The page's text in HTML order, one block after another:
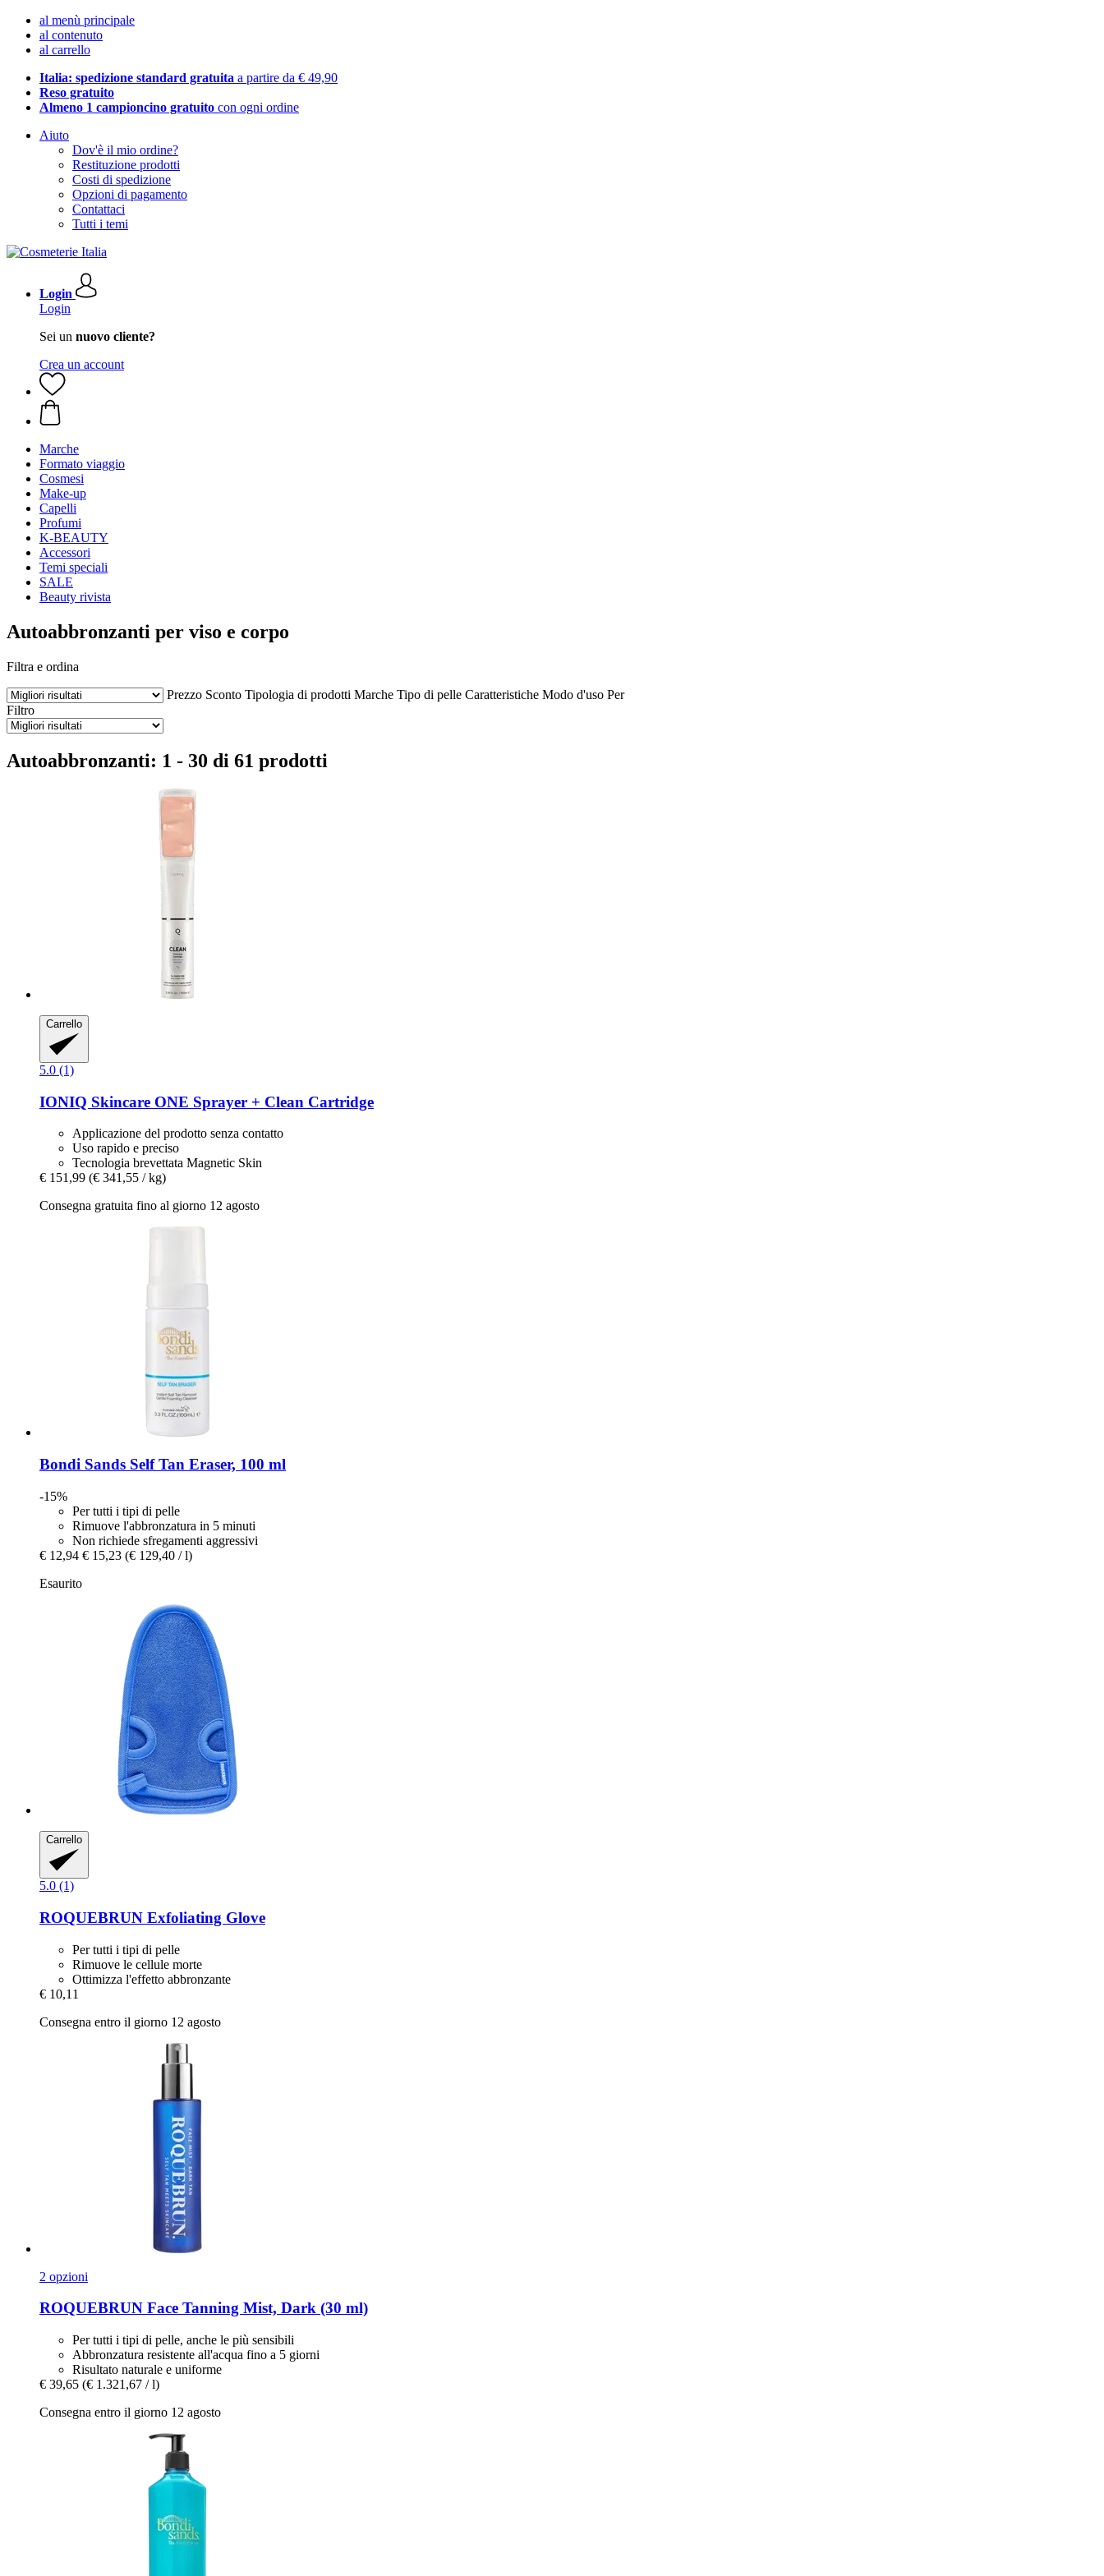
al menù principale
al contenuto
al carrello
Italia: spedizione standard gratuita a partire da € 49,90
Reso gratuito
Almeno 1 campioncino gratuito con ogni ordine
Aiuto
Dov'è il mio ordine?
Restituzione prodotti
Costi di spedizione
Opzioni di pagamento
Contattaci
Tutti i temi
Login
Login
Sei un nuovo cliente?
Crea un account
Marche
Formato viaggio
Cosmesi
Make-up
Capelli
Profumi
K-BEAUTY
Accessori
Temi speciali
SALE
Beauty rivista
Autoabbronzanti per viso e corpo
Filtra e ordina
Prezzo Sconto Tipologia di prodotti Marche Tipo di pelle Caratteristiche Modo d'uso Per
Filtro
Autoabbronzanti: 1 - 30 di 61 prodotti
Carrello
5.0 (1)
IONIQ Skincare ONE Sprayer + Clean Cartridge
Applicazione del prodotto senza contatto
Uso rapido e preciso
Tecnologia brevettata Magnetic Skin
€ 151,99 (€ 341,55 / kg)
Consegna gratuita fino al giorno 12 agosto
Bondi Sands Self Tan Eraser, 100 ml
-15%
Per tutti i tipi di pelle
Rimuove l'abbronzatura in 5 minuti
Non richiede sfregamenti aggressivi
€ 12,94 € 15,23 (€ 129,40 / l)
Esaurito
Carrello
5.0 (1)
ROQUEBRUN Exfoliating Glove
Per tutti i tipi di pelle
Rimuove le cellule morte
Ottimizza l'effetto abbronzante
€ 10,11
Consegna entro il giorno 12 agosto
2 opzioni
ROQUEBRUN Face Tanning Mist, Dark (30 ml)
Per tutti i tipi di pelle, anche le più sensibili
Abbronzatura resistente all'acqua fino a 5 giorni
Risultato naturale e uniforme
€ 39,65 (€ 1.321,67 / l)
Consegna entro il giorno 12 agosto